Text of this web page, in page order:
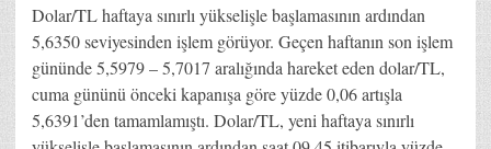
Dolar/TL haftaya sınırlı yükselişle başlamasının ardından
5,6350 seviyesinden işlem görüyor. Geçen haftanın son işlem
gününde 5,5979 – 5,7017 aralığında hareket eden dolar/TL,
cuma gününü önceki kapanışa göre yüzde 0,06 artışla
5,6391’den tamamlamıştı. Dolar/TL, yeni haftaya sınırlı